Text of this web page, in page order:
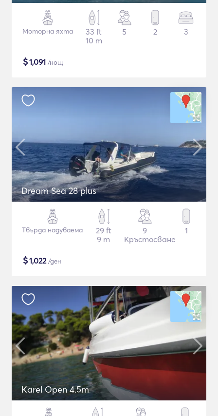
Моторна яхта
33 ft
10 m
5 2 3
$1,091 /нощ
Dream Sea 28 plus
Твърда надуваема
29 ft
9 m
9
Кръстосване
1
$1,022/ден
Karel Open 4.5m